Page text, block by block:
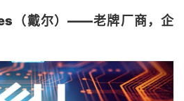
（戴尔）——老牌厂商，企